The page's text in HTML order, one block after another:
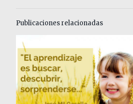
Publicaciones relacionadas